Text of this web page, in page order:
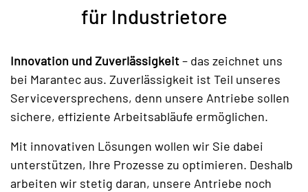
für Industrietore
Innovation und Zuverlässigkeit– das zeichnet uns
bei Marantec aus. Zuverlässigkeit ist Teil unseres
Serviceversprechens, denn unsere Antriebe sollen
sichere, effiziente Arbeitsabläufe ermöglichen.
Mit innovativen Lösungen wollen wir Sie dabei
unterstützen, Ihre Prozesse zu optimieren. Deshalb
arbeiten wir stetig daran, unsere Antriebe noch